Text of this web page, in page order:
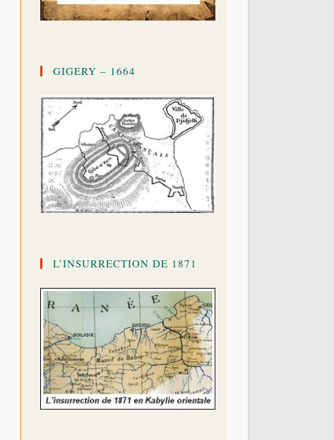
GIGERY – 1664
L’INSURRECTION DE 1871